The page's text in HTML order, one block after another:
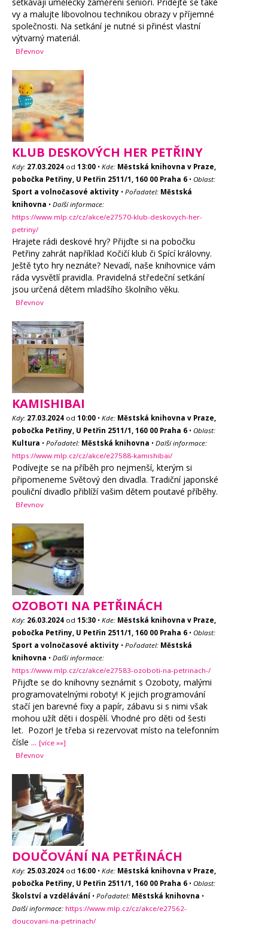
vy a malujte libovolnou technikou obrazy v příjemné
společnosti. Na setkání je nutné si přinést vlastní
výtvarný materiál.
Břevnov
KLUB DESKOVÝCH HER PETŘINY
Kdy: 27.03.2024 od 13:00 • Kde: Městská knihovna v Praze,
pobočka Petřiny, U Petřin 2511/1, 160 00 Praha 6 • Oblast:
Sport a volnočasové aktivity • Pořadatel: Městská
knihovna • Další informace:
https://www.mlp.cz/cz/akce/e27570-klub-deskovych-her-
petriny/
Hrajete rádi deskové hry? Přijďte si na pobočku
Petřiny zahrát například Kočičí klub či Spící královny.
Ještě tyto hry neznáte? Nevadí, naše knihovnice vám
ráda vysvětlí pravidla. Pravidelná středeční setkání
jsou určená dětem mladšího školního věku.
Břevnov
KAMISHIBAI
Kdy: 27.03.2024 od 10:00 • Kde: Městská knihovna v Praze,
pobočka Petřiny, U Petřin 2511/1, 160 00 Praha 6 • Oblast:
Kultura • Pořadatel: Městská knihovna • Další informace:
https://www.mlp.cz/cz/akce/e27588-kamishibai/
Podívejte se na příběh pro nejmenší, kterým si
připomeneme Světový den divadla. Tradiční japonské
pouliční divadlo přiblíží vašim dětem poutavé příběhy.
Břevnov
OZOBOTI NA PETŘINÁCH
Kdy: 26.03.2024 od 15:30 • Kde: Městská knihovna v Praze,
pobočka Petřiny, U Petřin 2511/1, 160 00 Praha 6 • Oblast:
Sport a volnočasové aktivity • Pořadatel: Městská
knihovna • Další informace:
https://www.mlp.cz/cz/akce/e27583-ozoboti-na-petrinach-/
Přijďte se do knihovny seznámit s Ozoboty, malými
programovatelnými roboty! K jejich programování
stačí jen barevné fixy a papír, zábavu si s nimi však
mohou užít děti i dospělí. Vhodné pro děti od šesti
let. Pozor! Je třeba si rezervovat místo na telefonním
čísle ... [více »»]
Břevnov
DOUČOVÁNÍ NA PETŘINÁCH
Kdy: 25.03.2024 od 16:00 • Kde: Městská knihovna v Praze,
pobočka Petřiny, U Petřin 2511/1, 160 00 Praha 6 • Oblast:
Školství a vzdělávání • Pořadatel: Městská knihovna •
Další informace: https://www.mlp.cz/cz/akce/e27562-
doucovani-na-petrinach/